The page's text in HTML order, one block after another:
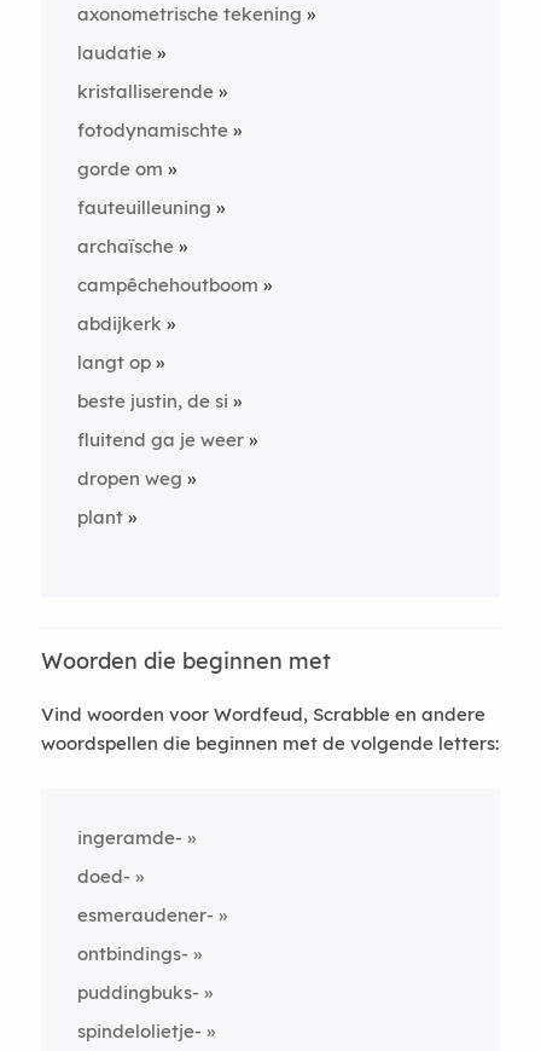
axonometrische tekening
laudatie
kristalliserende
fotodynamischte
gorde om
fauteuilleuning
archaïsche
campêchehoutboom
abdijkerk
langt op
beste justin, de si
fluitend ga je weer
dropen weg
plant
Woorden die beginnen met
Vind woorden voor Wordfeud, Scrabble en andere
woordspellen die beginnen met de volgende letters:
ingeramde-
doed-
esmeraudener-
ontbindings-
puddingbuks-
spindelolietje-